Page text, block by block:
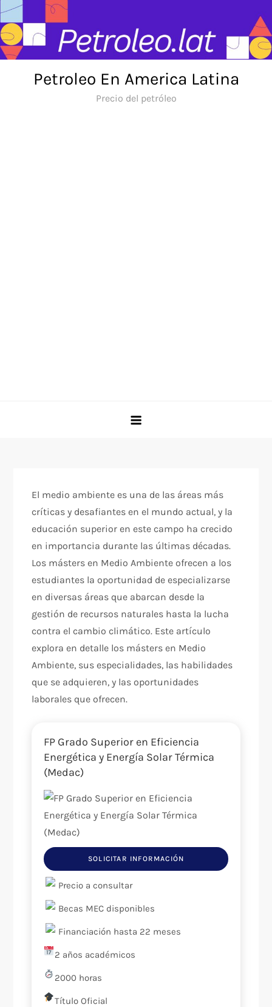
Skip
to
content
Petroleo En America Latina
Precio del petróleo
El medio ambiente es una de las áreas más
críticas y desafiantes en el mundo actual, y la
educación superior en este campo ha crecido
en importancia durante las últimas décadas.
Los másters en Medio Ambiente ofrecen a los
estudiantes la oportunidad de especializarse
en diversas áreas que abarcan desde la
gestión de recursos naturales hasta la lucha
contra el cambio climático. Este artículo
explora en detalle los másters en Medio
Ambiente, sus especialidades, las habilidades
que se adquieren, y las oportunidades
laborales que ofrecen.
FP Grado Superior en Eficiencia
Energética y Energía Solar Térmica
(Medac)
Precio a consultar
Becas MEC disponibles
Financiación hasta 22 meses
2 años académicos
2000 horas
Título Oficial
SOLICITAR INFORMACIÓN